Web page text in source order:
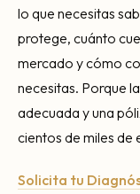
lo que necesitas
protege, cuánto
mercado y cómo
necesitas. Porque
adecuada y una
cientos de miles de
Solicita tu